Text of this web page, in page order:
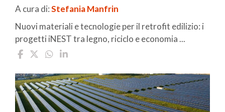
A cura di:Stefania Manfrin
Nuovi materiali e tecnologie per il retrofit edilizio: i
progetti iNEST tra legno, riciclo e economia ...